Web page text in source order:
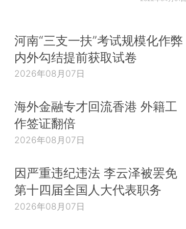
河南“三支一扶”考试规模化作弊
内外勾结提前获取试卷
2026年08月07日
海外金融专才回流香港 外籍工
作签证翻倍
2026年08月07日
因严重违纪违法 李云泽被罢免
第十四届全国人大代表职务
2026年08月07日